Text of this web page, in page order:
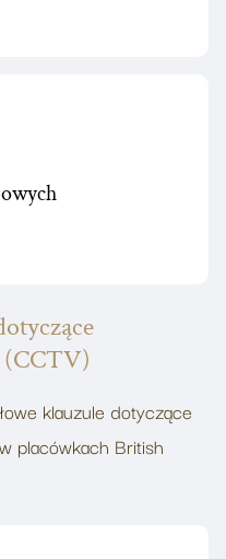
klauzule dotyczące
placówkach British